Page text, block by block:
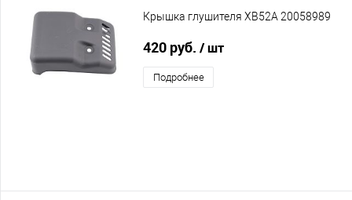
Крышка глушителя XB52A 20058989
420 руб. / шт
Подробнее